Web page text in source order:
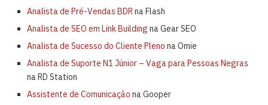
Analista de Pré-Vendas BDR na Flash
Analista de SEO em Link Building na Gear SEO
Analista de Sucesso do Cliente Pleno na Omie
Analista de Suporte N1 Júnior – Vaga para Pessoas Negras
na RD Station
Assistente de Comunicação na Gooper